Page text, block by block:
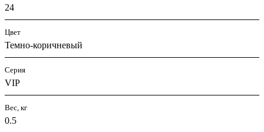
24
Цвет
Темно-коричневый
Серия
VIP
Вес, кг
0.5